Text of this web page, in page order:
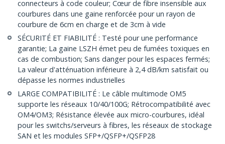
connecteurs à code couleur; Cœur de fibre insensible aux
courbures dans une gaine renforcée pour un rayon de
courbure de 6cm en charge et de 3cm à vide
SÉCURITÉ ET FIABILITÉ : Testé pour une performance
garantie; La gaine LSZH émet peu de fumées toxiques en
cas de combustion; Sans danger pour les espaces fermés;
La valeur d'atténuation inférieure à 2,4 dB/km satisfait ou
dépasse les normes industrielles
LARGE COMPATIBILITÉ : Le câble multimode OM5
supporte les réseaux 10/40/100G; Rétrocompatibilité avec
OM4/OM3; Résistance élevée aux micro-courbures, idéal
pour les switchs/serveurs à fibres, les réseaux de stockage
SAN et les modules SFP+/QSFP+/QSFP28